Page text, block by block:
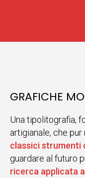
GRAFICHE
Una tipolitografia,
artigianale, che
classici strumenti
guardare al futuro
ricerca applicata